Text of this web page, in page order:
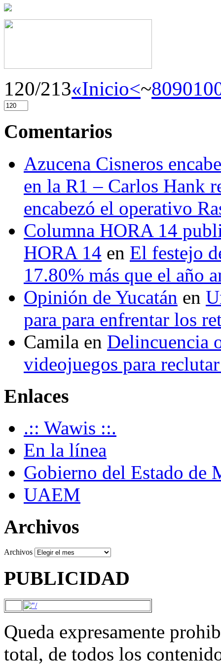
120/213«Inicio<~8090
Comentarios
Azucena Cisneros
en la R1 – Carlos Hank
encabezó el operativo
Columna HORA 14
HORA 14 en El festejo
17.80% más que el año
Opinión de Yucatán en
para para enfrentar los
Camila en Delincuencia
videojuegos para
Enlaces
.:: Wawis ::.
En la línea
Gobierno del Estado de
UAEM
Archivos
Archivos
PUBLICIDAD
Queda expresamente
total, de todos los